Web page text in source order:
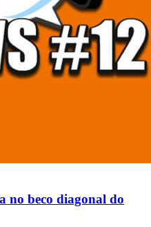
no beco diagonal do